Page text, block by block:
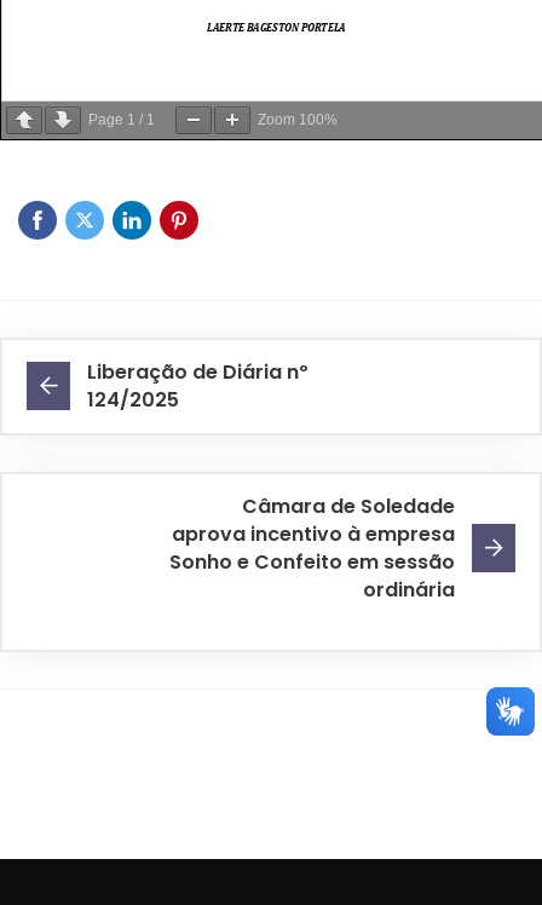
Page 1 / 1 Zoom 100%
Liberação de Diária nº
124/2025
Câmara de Soledade
aprova incentivo à empresa
Sonho e Confeito em sessão
ordinária